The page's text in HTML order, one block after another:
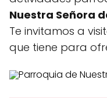
Nuestra Señora
Te invitamos a
que tiene para